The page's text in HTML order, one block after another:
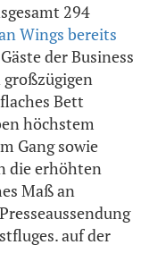
294
Wings bereits
der Business
großzügigen
Bett
höchstem
Gang sowie
die erhöhten
Maß an
auf der